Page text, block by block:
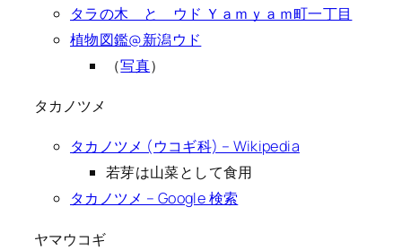
タラの木 と ウド Ｙａｍｙａｍ町一丁目
植物図鑑@新潟ウド
（写真）
タカノツメ
タカノツメ (ウコギ科) – Wikipedia
若芽は山菜として食用
タカノツメ – Google 検索
ヤマウコギ